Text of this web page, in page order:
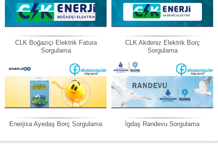
CLK Boğaziçi Elektrik Fatura
Sorgulama
CLK Akdeniz Elektrik Borç
Sorgulama
Enerjisa Ayedaş Borç Sorgulama İgdaş Randevu Sorgulama